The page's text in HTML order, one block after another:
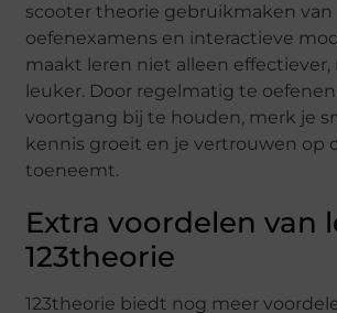
scooter theorie gebruikmaken van
oefenexamens en interactieve
maakt leren niet alleen effectiever,
leuker. Door regelmatig te
voortgang bij te houden, merk je
kennis groeit en je vertrouwen op
toeneemt.
Extra voordelen van
123theorie
123theorie biedt nog meer